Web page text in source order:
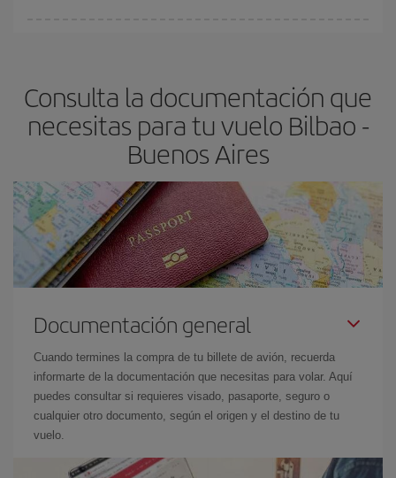
Consulta la documentación que
necesitas para tu vuelo Bilbao -
Buenos Aires
Documentación general
Cuando termines la compra de tu billete de avión, recuerda
informarte de la documentación que necesitas para volar. Aquí
puedes consultar si requieres visado, pasaporte, seguro o
cualquier otro documento, según el origen y el destino de tu
vuelo.